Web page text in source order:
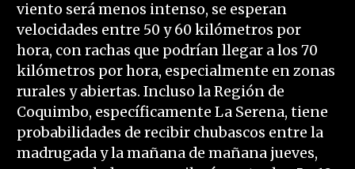
viento será menos intenso, se esperan
velocidades entre 50 y 60 kilómetros por
hora, con rachas que podrían llegar a los 70
kilómetros por hora, especialmente en zonas
rurales y abiertas. Incluso la Región de
Coquimbo, específicamente La Serena, tiene
probabilidades de recibir chubascos entre la
madrugada y la mañana de mañana jueves,